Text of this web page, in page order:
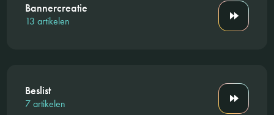
Bannercreatie
13 artikelen
Beslist
7 artikelen